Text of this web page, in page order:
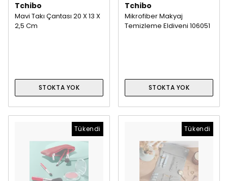
Tchibo
Mavi Takı Çantası 20 X 13 X
2,5 Cm
STOKTA YOK
Tchibo
Mikrofiber Makyaj
Temizleme Eldiveni 106051
STOKTA YOK
Tükendi Tükendi